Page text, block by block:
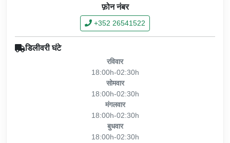
फ़ोन नंबर
+352 26541522
डिलीवरी घंटे
रविवार
18:00h-02:30h
सोमवार
18:00h-02:30h
मंगलवार
18:00h-02:30h
बुधवार
18:00h-02:30h